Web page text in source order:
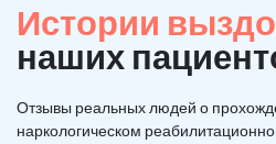
Истории
наших
Отзывы реальных людей о
наркологическом